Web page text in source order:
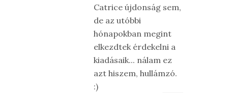
Catrice újdonság sem,
de az utóbbi
hónapokban megint
elkezdtek érdekelni a
kiadásaik... nálam ez
azt hiszem, hullámzó.
:)